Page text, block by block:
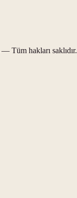
— Tüm hakları saklıdır.